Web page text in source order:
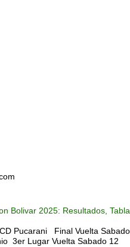
Bolivar 2025: Resultados, Tabla
Pucarani Final Vuelta Sabado
3er Lugar Vuelta Sabado 12